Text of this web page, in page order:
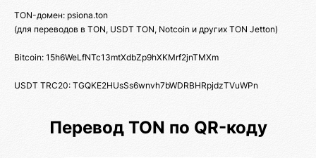
TON-домен: psiona.ton
(для переводов в TON, USDT TON, Notcoin и других TON Jetton)
Bitcoin: 15h6WeLfNTc13mtXdbZp9hXKMrf2jnTMXm
USDT TRC20: TGQKE2HUsSs6wnvh7bWDRBHRpjdzTVuWPn
Перевод TON по QR-коду